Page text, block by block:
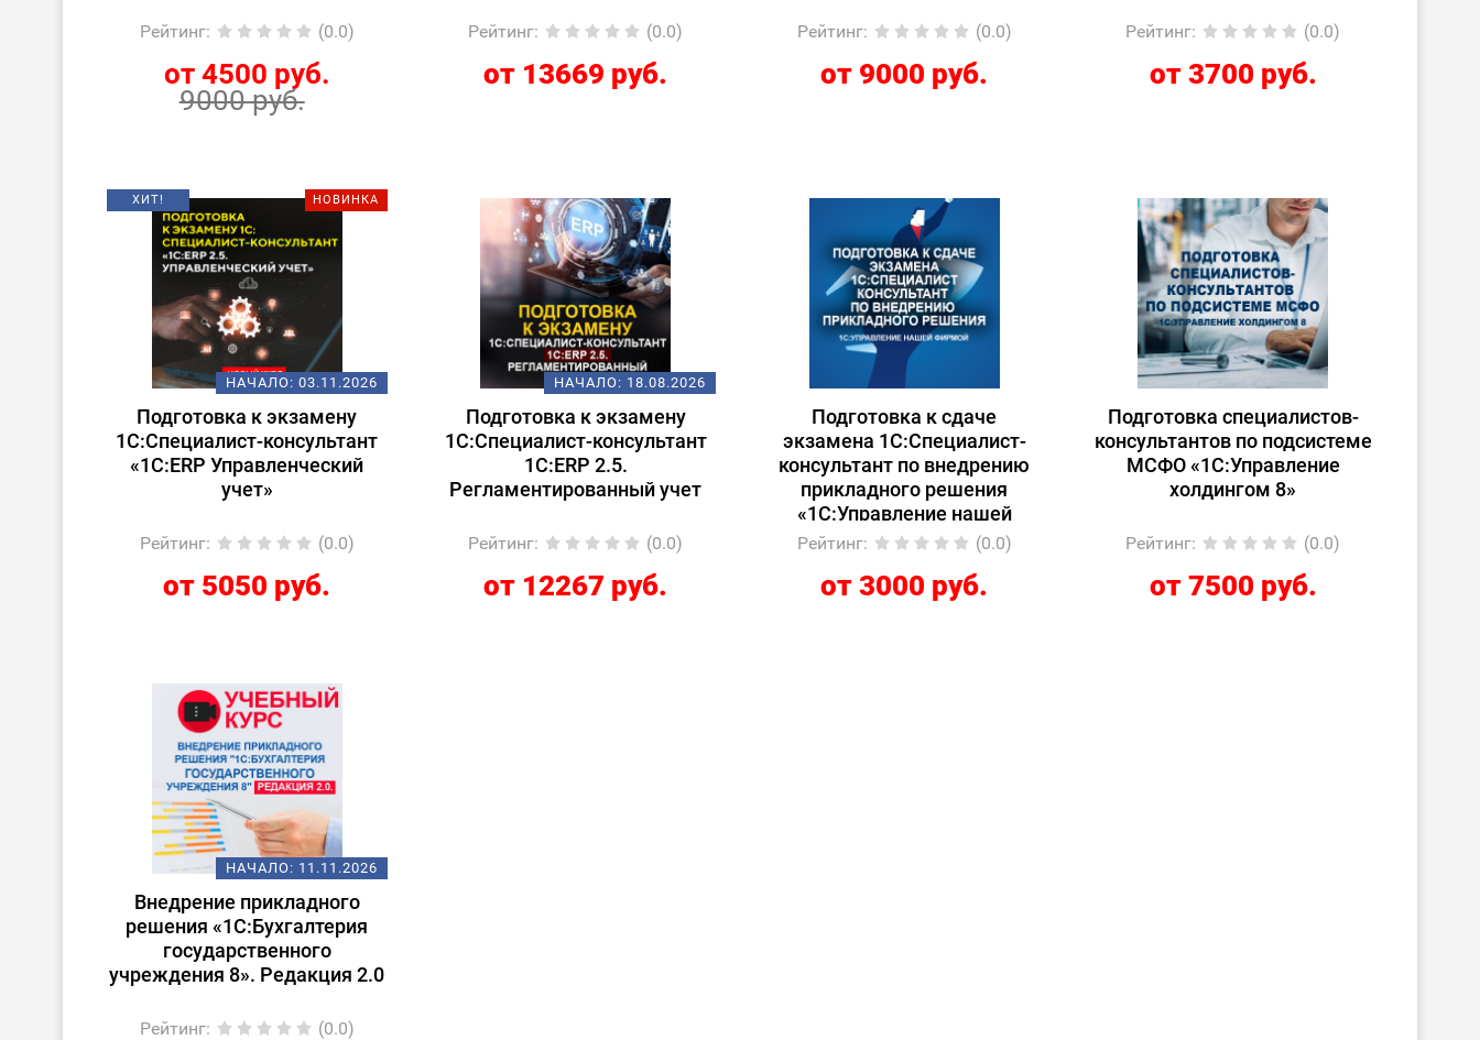
Рейтинг: (0.0)
от 4500 руб.
9000 руб.
Рейтинг: (0.0)
от 13669 руб.
Рейтинг: (0.0)
от 9000 руб.
Рейтинг: (0.0)
от 3700 руб.
НОВИНКА
ХИТ!
НАЧАЛО: 03.11.2026
Подготовка к экзамену
1С:Специалист-консультант
«1С:ERP Управленческий
учет»
Рейтинг: (0.0)
от 5050 руб.
НАЧАЛО: 18.08.2026
Подготовка к экзамену
1С:Специалист-консультант
1С:ERP 2.5.
Регламентированный учет
Рейтинг: (0.0)
от 12267 руб.
Подготовка к сдаче
экзамена 1С:Специалист-
консультант по внедрению
прикладного решения
«1С:Управление нашей
фирмой»
Рейтинг: (0.0)
от 3000 руб.
Подготовка специалистов-
консультантов по подсистеме
МСФО «1С:Управление
холдингом 8»
Рейтинг: (0.0)
от 7500 руб.
НАЧАЛО: 11.11.2026
Внедрение прикладного
решения «1С:Бухгалтерия
государственного
учреждения 8». Редакция 2.0
Рейтинг: (0.0)